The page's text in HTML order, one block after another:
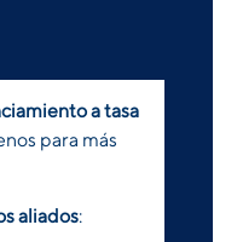
a tasa
para más
aliados: